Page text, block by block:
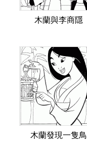
木蘭與李商隱
木蘭發現一隻鳥